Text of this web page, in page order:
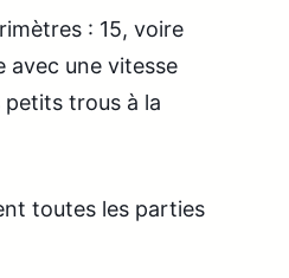
: 15, voire
avec une vitesse
trous à la
toutes les parties